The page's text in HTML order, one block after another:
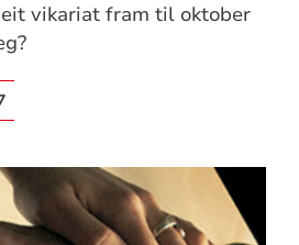
vikariat fram til oktober